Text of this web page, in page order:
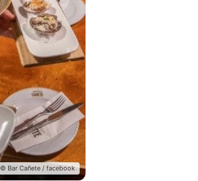
© Bar Cañete / facebook